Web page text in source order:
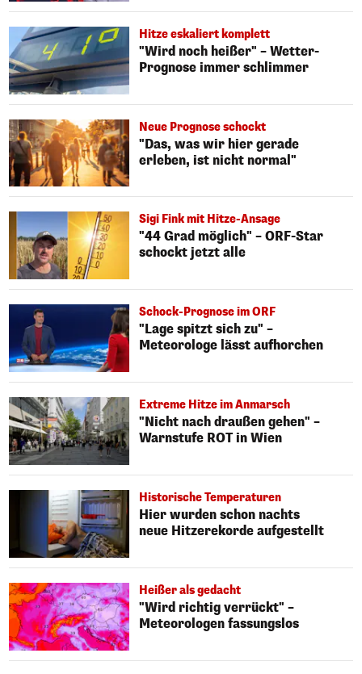
Hitze eskaliert komplett
"Wird noch heißer" – Wetter-
Prognose immer schlimmer
Neue Prognose schockt
"Das, was wir hier gerade
erleben, ist nicht normal"
Sigi Fink mit Hitze-Ansage
"44 Grad möglich" – ORF-Star
schockt jetzt alle
Schock-Prognose im ORF
"Lage spitzt sich zu" –
Meteorologe lässt aufhorchen
Extreme Hitze im Anmarsch
"Nicht nach draußen gehen" –
Warnstufe ROT in Wien
Historische Temperaturen
Hier wurden schon nachts
neue Hitzerekorde aufgestellt
Heißer als gedacht
"Wird richtig verrückt" –
Meteorologen fassungslos